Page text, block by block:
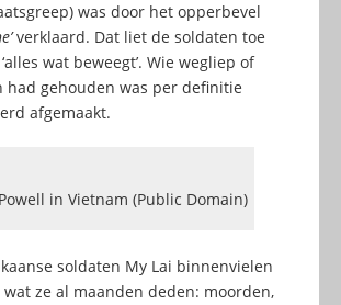
was door het opperbevel
verklaard. Dat liet de soldaten toe
wat beweegt’. Wie wegliep of
had gehouden was per definitie
afgemaakt.
in Vietnam (Public Domain)
soldaten My Lai binnenvielen
ze al maanden deden: moorden,